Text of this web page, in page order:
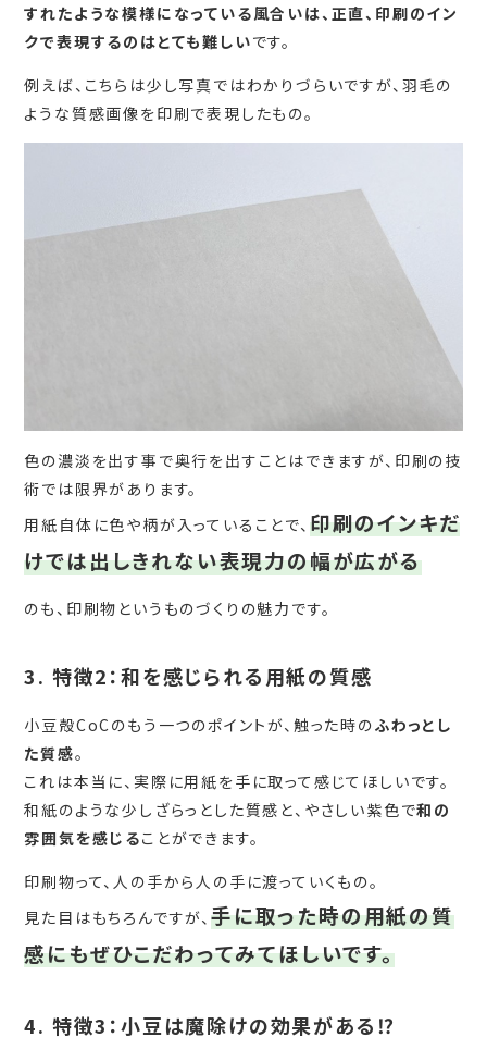
すれたような模様になっている風合いは、正直、印刷のイン
クで表現するのはとても難しいです。
例えば、こちらは少し写真ではわかりづらいですが、羽毛の
ような質感画像を印刷で表現したもの。
色の濃淡を出す事で奥行を出すことはできますが、印刷の技
術では限界があります。
用紙自体に色や柄が入っていることで、 印刷のインキだ
けでは出しきれない表現力の幅が広がる
のも、印刷物というものづくりの魅力です。
3. 特徴2：和を感じられる用紙の質感
小豆殻CoCのもう一つのポイントが、触った時のふわっとし
た質感。
これは本当に、実際に用紙を手に取って感じてほしいです。
和紙のような少しざらっとした質感と、やさしい紫色で和の
雰囲気を感じることができます。
印刷物って、人の手から人の手に渡っていくもの。
見た目はもちろんですが、手に取った時の用紙の質
感にもぜひこだわってみてほしいです。
4. 特徴3：小豆は魔除けの効果がある⁉